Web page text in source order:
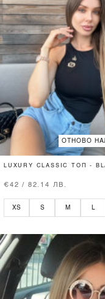
ОТНОВО
LUXURY CLASSIC ТОП -
€42 / 82.14 ЛВ.
XS S M L